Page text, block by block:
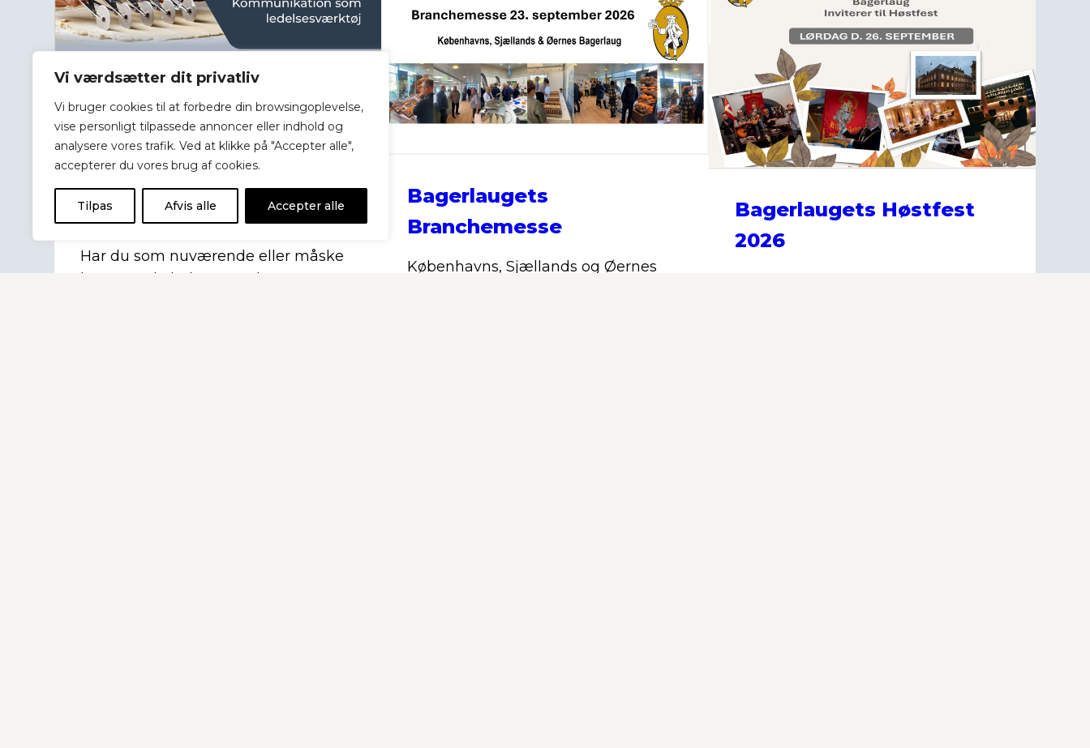
Vi værdsætter dit privatliv
Vi bruger cookies til at forbedre din browsingoplevelse,
vise personligt tilpassede annoncer eller indhold og
analysere vores trafik. Ved at klikke på "Accepter alle",
accepterer du vores brug af cookies.
Tilpas Afvis alle Accepter alle
Leder Uddannelse –
Kommunikation som
ledelsesværktøj
Har du som nuværende eller måske
kommende leder et ønske om at
Bagerlaugets
Branchemesse
Københavns, Sjællands og Øernes
Bagerlaugets Høstfest
2026